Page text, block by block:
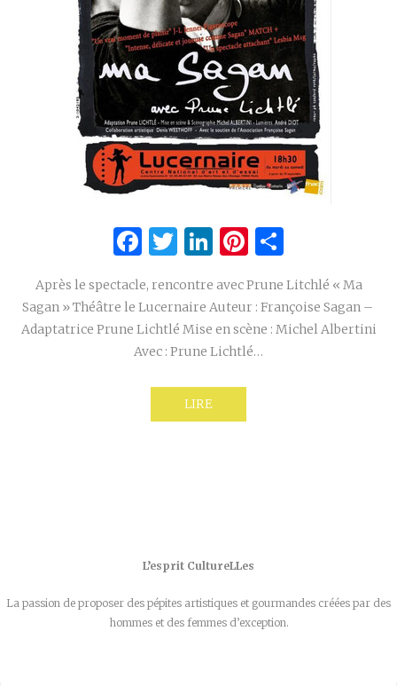
Facebook
Twitter
LinkedIn
Pinterest
Après le spectacle, rencontre avec Prune Litchlé « Ma
Sagan » Théâtre le Lucernaire Auteur : Françoise Sagan –
Adaptatrice Prune Lichtlé Mise en scène : Michel Albertini
Avec : Prune Lichtlé…
LIRE
L’esprit CultureLLes
La passion de proposer des pépites artistiques et gourmandes créées par des
hommes et des femmes d’exception.